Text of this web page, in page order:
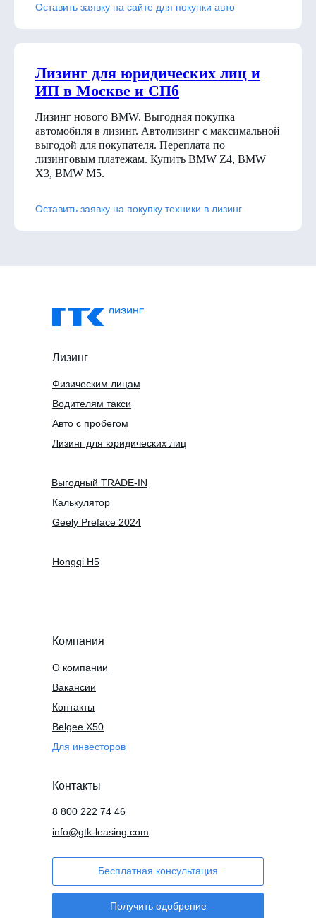
Оставить заявку на сайте для покупки авто
Лизинг для юридических лиц и
ИП в Москве и СПб
Лизинг нового BMW. Выгодная покупка
автомобиля в лизинг. Автолизинг с максимальной
выгодой для покупателя. Переплата по
лизинговым платежам. Купить BMW Z4, BMW
X3, BMW M5.
Оставить заявку на покупку техники в лизинг
Компания
О компании
Вакансии
Контакты
Для инвесторов
Контакты
info@gtk-leasing.com
Бесплатная консультация
Лизинг
Водителям такси
Физическим лицам
Получить одобрение
Авто с пробегом
Belgee X50
Лизинг для юридических лиц
Калькулятор
Hongqi H5
8 800 222 74 46
Выгодный TRADE-IN
Geely Preface 2024